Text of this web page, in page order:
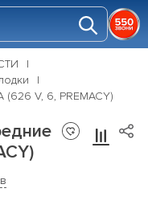
V, 6, PREMACY)